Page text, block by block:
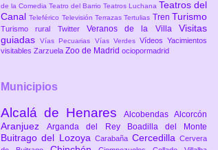
de la Comedia Teatro del Barrio Teatros Luchana Teatros del
CanalTeleférico TelevisiónTerrazasTertulias Tren Turismo
Turismo rural Twitter Veranos de la VillaVisitas
guiadasVías Pecuarias Vías Verdes VídeosYacimientos
visitables Zarzuela Zoo de Madrid ociopormadrid
Municipios
Alcalá de Henares Alcobendas Alcorcón
AranjuezArganda del Rey Boadilla del Monte
Buitrago del LozoyaCarabaña CercedillaCervera